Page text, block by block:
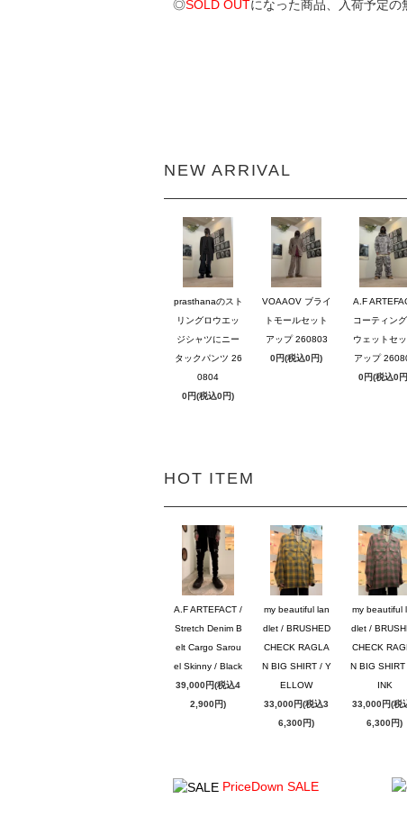
◎SOLD OUTになった商品、入荷予定の
NEW ARRIVAL
prasthanaのスト
リングロウエッ
ジシャツにニー
タックパンツ 26
0804
0円(税込0円)
VOAAOV ブライ
トモールセット
アップ 260803
0円(税込0円)
A.F
コーティン
ウェットセッ
アップ
0円(税込0
HOT ITEM
A.F ARTEFACT /
Stretch Denim B
elt Cargo Sarou
el Skinny / Black
39,000円(税込4
2,900円)
my beautiful lan
dlet / BRUSHED
CHECK RAGLA
N BIG SHIRT / Y
ELLOW
33,000円(税込3
6,300円)
my beautiful
dlet /
CHECK
N BIG SHIRT
INK
33,000円(税
6,300円)
PriceDown SALE